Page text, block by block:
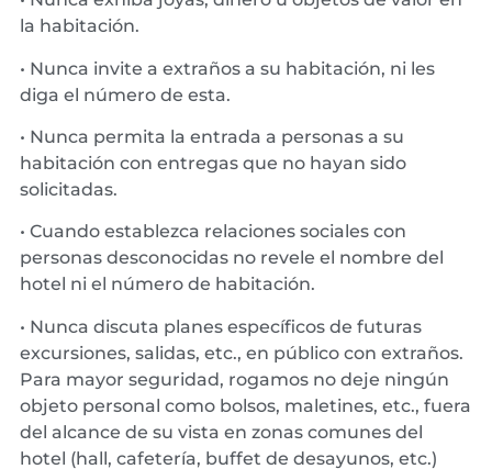
la habitación.
• Nunca invite a extraños a su habitación, ni les
diga el número de esta.
• Nunca permita la entrada a personas a su
habitación con entregas que no hayan sido
solicitadas.
• Cuando establezca relaciones sociales con
personas desconocidas no revele el nombre del
hotel ni el número de habitación.
• Nunca discuta planes específicos de futuras
excursiones, salidas, etc., en público con extraños.
Para mayor seguridad, rogamos no deje ningún
objeto personal como bolsos, maletines, etc., fuera
del alcance de su vista en zonas comunes del
hotel (hall, cafetería, buffet de desayunos, etc.)